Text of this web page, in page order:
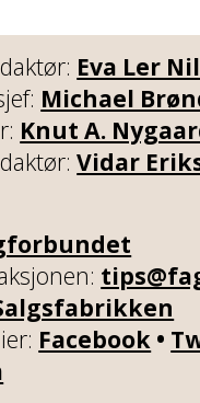
Eva Ler
Michael
Knut A.
Vidar
Facebook •